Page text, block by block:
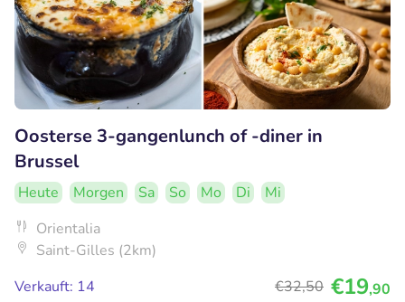
Oosterse 3-gangenlunch of -diner in
Brussel
Heute Morgen Sa So Mo Di
Mi
Orientalia
Saint-Gilles (2km)
Verkauft: 14
€32,50 €19,90